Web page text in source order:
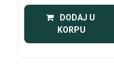
DODAJ U
KORPU